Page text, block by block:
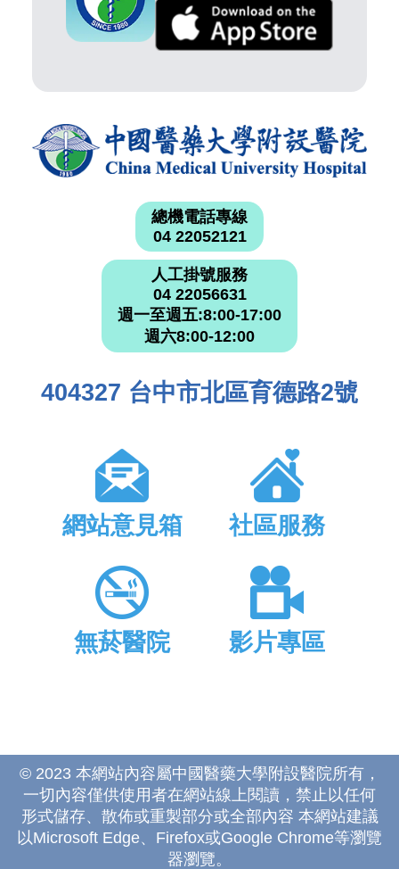
總機電話專線
04 22052121
人工掛號服務
04 22056631
週一至週五:8:00-17:00
週六8:00-12:00
404327 台中市北區育德路2號
網站意見箱 社區服務
無菸醫院 影片專區
© 2023 本網站內容屬中國醫藥大學附設醫院所有，
一切內容僅供使用者在網站線上閱讀，禁止以任何
形式儲存、散佈或重製部分或全部內容 本網站建議
以Microsoft Edge、Firefox或Google Chrome等瀏覽
器瀏覽。